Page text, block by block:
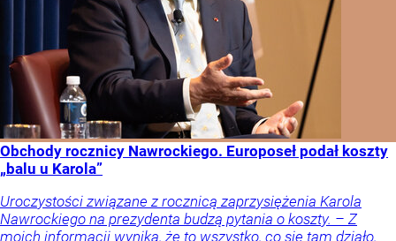
Obchody rocznicy Nawrockiego. Europoseł podał koszty
„balu u Karola”
Uroczystości związane z rocznicą zaprzysiężenia Karola
Nawrockiego na prezydenta budzą pytania o koszty. – Z
moich informacji wynika, że to wszystko, co się tam działo,